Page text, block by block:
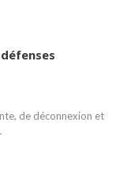
de déconnexion et